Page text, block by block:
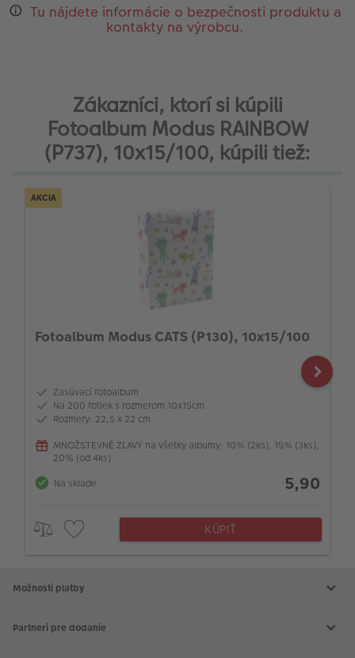
Tu nájdete informácie o bezpečnosti produktu a
kontakty na výrobcu.
Zákazníci, ktorí si kúpili
Fotoalbum Modus RAINBOW
(P737), 10x15/100, kúpili tiež:
AKCIA
Fotoalbum Modus CATS (P130), 10x15/100
Zasúvací fotoalbum
Na 200 fotiek s rozmerom 10x15cm
Rozmery: 22,5 x 22 cm
MNOŽSTEVNÉ ZĽAVY na všetky albumy: 10% (2ks), 15% (3ks),
20% (od 4ks)
Na sklade
5,90
KÚPIŤ
Možnosti platby
Partneri pre dodanie